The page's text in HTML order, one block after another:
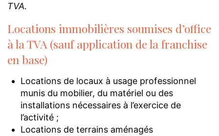
TVA.
Locations immobilières soumises d’office
à la TVA (sauf application de la franchise
en base)
Locations de locaux à usage professionnel
munis du mobilier, du matériel ou des
installations nécessaires à l’exercice de
l’activité ;
Locations de terrains aménagés